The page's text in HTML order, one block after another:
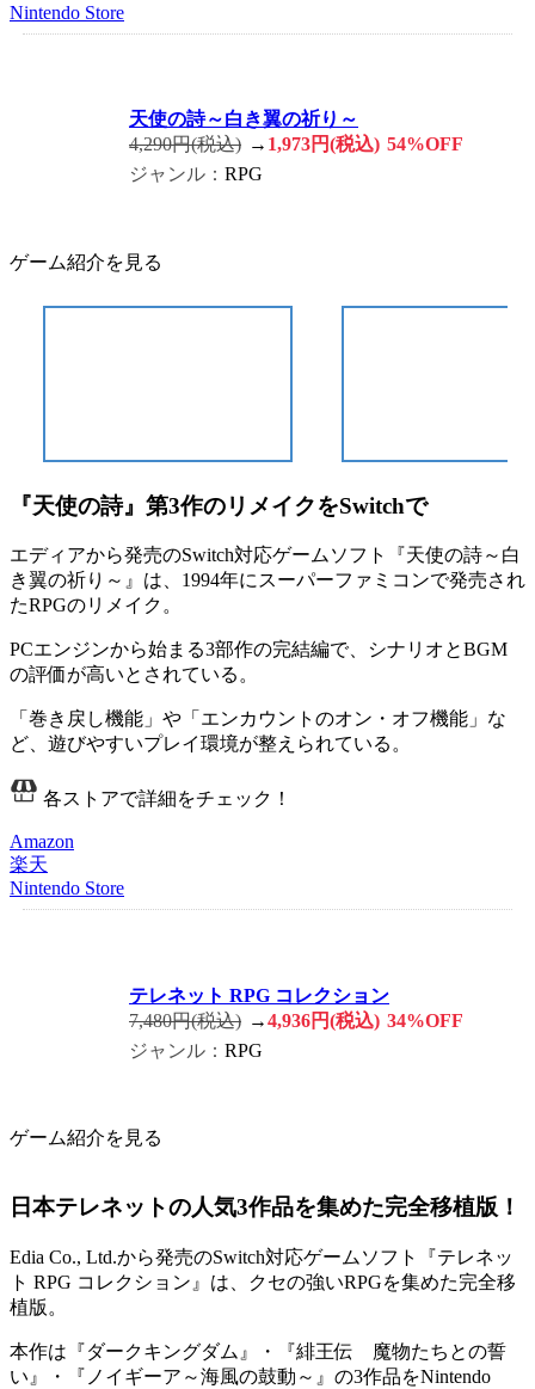
Nintendo Store
天使の詩～白き翼の祈り～
4,290円(税込) → 1,973円(税込) 54%OFF
ジャンル： RPG
ゲーム紹介を見る
『天使の詩』第3作のリメイクをSwitchで
エディアから発売のSwitch対応ゲームソフト『天使の詩～白
き翼の祈り～』は、1994年にスーパーファミコンで発売され
たRPGのリメイク。
PCエンジンから始まる3部作の完結編で、
シナリオとBGM
の評価が高いとされている。
「 巻き戻し機能 」や「 エンカウントのオン・オフ機能 」な
ど、遊びやすいプレイ環境が整えられている。
各ストアで詳細をチェック！
Amazon
楽天
Nintendo Store
テレネット RPG コレクション
7,480円(税込) →4,936円(税込) 34%OFF
ジャンル： RPG
ゲーム紹介を見る
日本テレネットの人気3作品を集めた完全移植版！
Edia Co., Ltd.から発売のSwitch対応ゲームソフト『テレネッ
ト RPG コレクション』は、クセの強いRPGを集めた完全移
植版 。
本作は 『ダークキングダム』・『緋王伝 魔物たちとの誓
い』・『ノイギーア～海風の鼓動～』 の3作品をNintendo